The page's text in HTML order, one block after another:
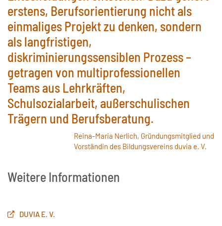
erstens, Berufsorientierung nicht als
einmaliges Projekt zu denken, sondern
als langfristigen,
diskriminierungssensiblen Prozess –
getragen von multiprofessionellen
Teams aus Lehrkräften,
Schulsozialarbeit, außerschulischen
Trägern und Berufsberatung.
Reina-Maria Nerlich, Gründungsmitglied und
Vorständin des Bildungsvereins duvia e. V.
Weitere Informationen
DUVIA E. V.